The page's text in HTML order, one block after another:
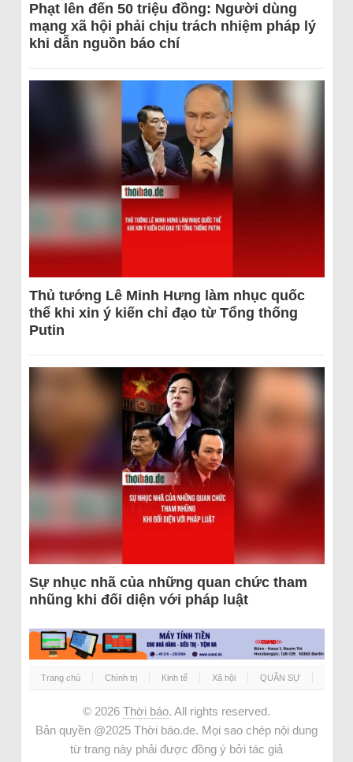
Phạt lên đến 50 triệu đồng: Người dùng
mạng xã hội phải chịu trách nhiệm pháp lý
khi dẫn nguồn báo chí
Thủ tướng Lê Minh Hưng làm nhục quốc
thể khi xin ý kiến chỉ đạo từ Tổng thống
Putin
Sự nhục nhã của những quan chức tham
nhũng khi đối diện với pháp luật
Trang chủ Chính trị Kinh tế Xã hội QUÂN SỰ
© 2026 Thời báo. All rights reserved.
Bản quyền @2025 Thời báo.de. Mọi sao chép nội dung
từ trang này phải được đồng ý bởi tác giả